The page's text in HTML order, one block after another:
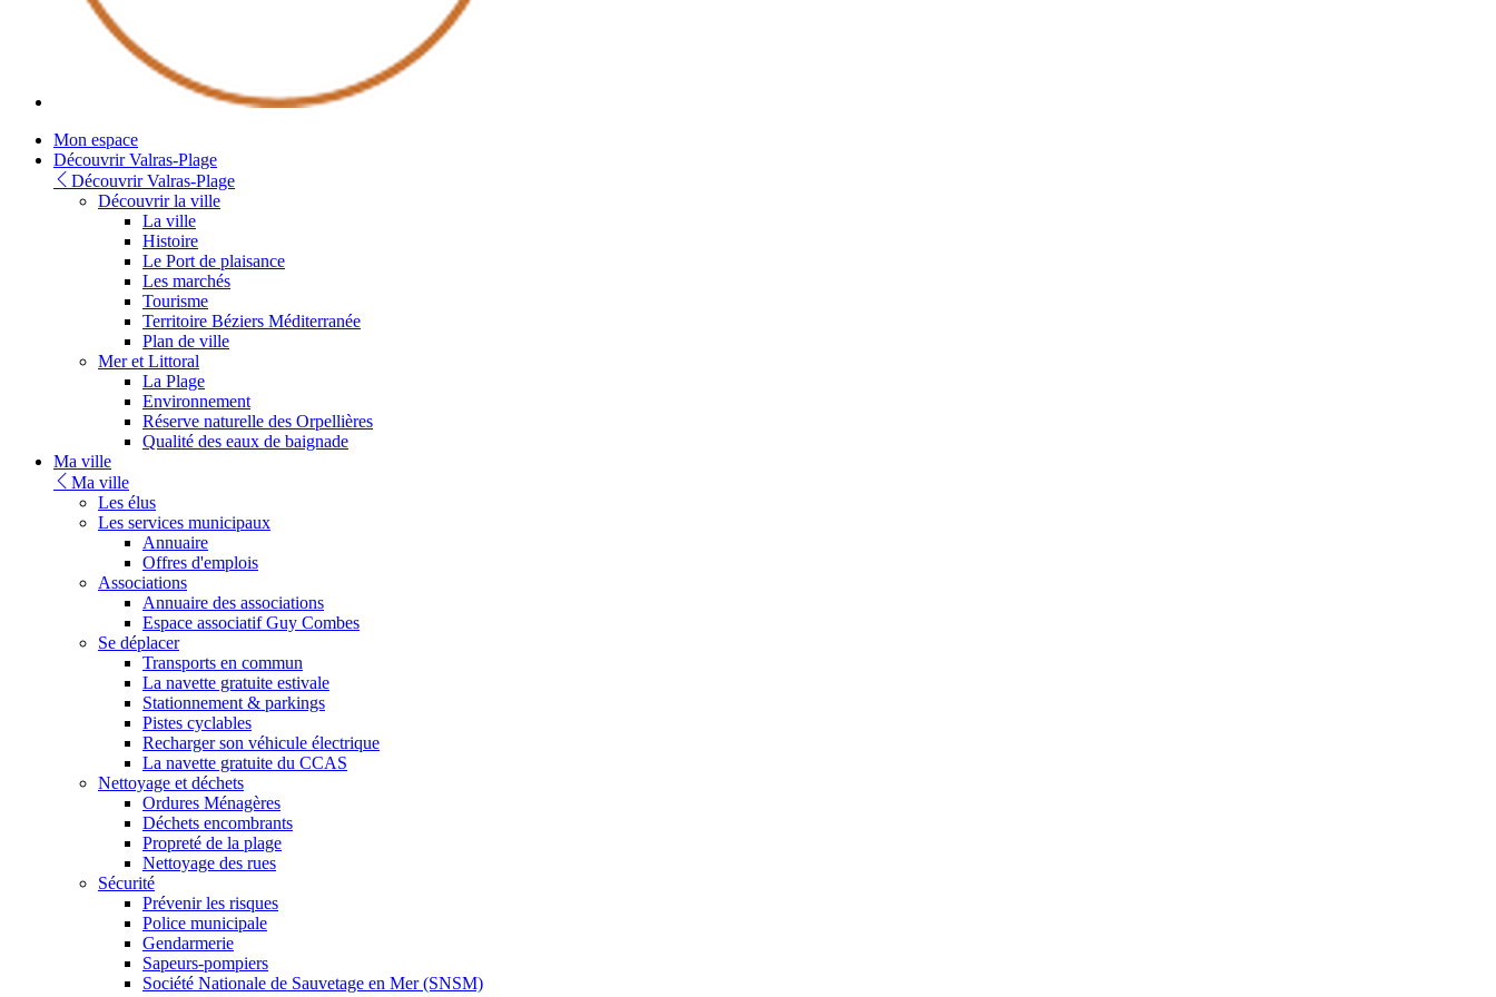
Mon espace
Découvrir Valras-Plage
Découvrir Valras-Plage
Découvrir la ville
La ville
Histoire
Le Port de plaisance
Les marchés
Tourisme
Territoire Béziers Méditerranée
Plan de ville
Mer et Littoral
La Plage
Environnement
Réserve naturelle des Orpellières
Qualité des eaux de baignade
Ma ville
Ma ville
Les élus
Les services municipaux
Annuaire
Offres d'emplois
Associations
Annuaire des associations
Espace associatif Guy Combes
Se déplacer
Transports en commun
La navette gratuite estivale
Stationnement & parkings
Pistes cyclables
Recharger son véhicule électrique
La navette gratuite du CCAS
Nettoyage et déchets
Ordures Ménagères
Déchets encombrants
Propreté de la plage
Nettoyage des rues
Sécurité
Prévenir les risques
Police municipale
Gendarmerie
Sapeurs-pompiers
Société Nationale de Sauvetage en Mer (SNSM)